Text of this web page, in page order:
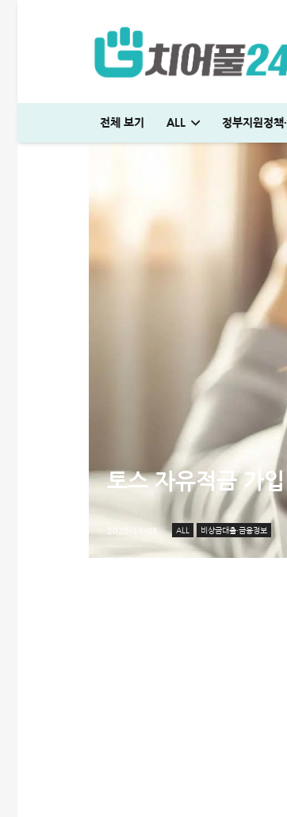
전체 보기 ALL 정부지원정책
토스 자유적금 가
2025-11-05 ALL 비상금대출·금융정보